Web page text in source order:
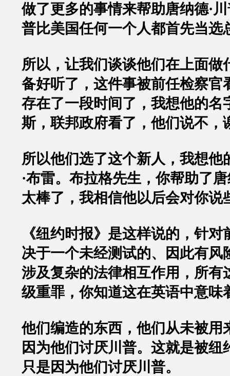
做了更多的事情来帮助唐纳德·
普比美国任何一个人都首先当选
所以，让我们谈谈他们在上面做
备好听了，这件事被前任检察官
存在了一段时间了，我想他的名
斯，联邦政府看了，他们说不，
所以他们选了这个新人，我想他
·布雷。布拉格先生，你帮助了
太棒了，我相信他以后会对你说
《纽约时报》是这样说的，针
决于一个未经测试的、因此有风
涉及复杂的法律相互作用，所有
级重罪，你知道这在英语中意味
他们编造的东西，他们从未被用
因为他们讨厌川普。这就是被纽
只是因为他们讨厌川普。